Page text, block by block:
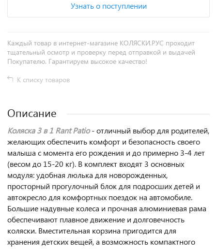
Узнать о поступлении
Каждый товар в интернет-магазине КОЛЯСКИ.РУС проходит
тщательный осмотр и проверку перед отправкой и выдачей
Покупателю. Гарантируем высокое качество!
К списку товаров
Описание
Коляска 3 в 1 Rant Patio- отличный выбор для родителей,
желающих обеспечить комфорт и безопасность своего
малыша с момента его рождения и до примерно 3-4 лет
(весом до 15-20 кг). В комплект входят 3 основных
модуля: удобная люлька для новорожденных,
просторный прогулочный блок для подросших детей и
автокресло для комфортных поездок на автомобиле.
Большие надувные колеса и прочная алюминиевая рама
обеспечивают плавное движение и долговечность
коляски. Вместительная корзина пригодится для
хранения детских вещей, а возможность компактного